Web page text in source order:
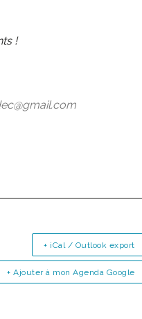
!
+ Ajouter à mon Agenda Google
+ iCal / Outlook export